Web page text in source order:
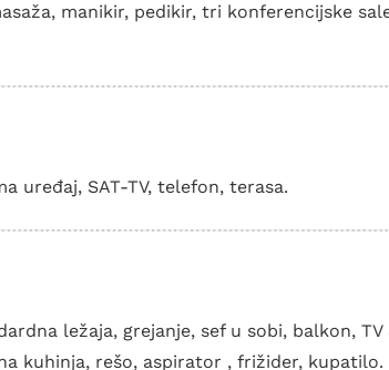
manikir, pedikir, tri konferencijske
uređaj, SAT-TV, telefon, terasa.
ležaja, grejanje, sef u sobi, balkon, TV
kuhinja, rešo, aspirator , frižider, kupatilo.